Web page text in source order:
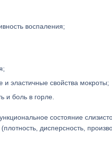
воспаления;
и эластичные свойства мокроты;
и боль в горле.
состояние
дисперсность,